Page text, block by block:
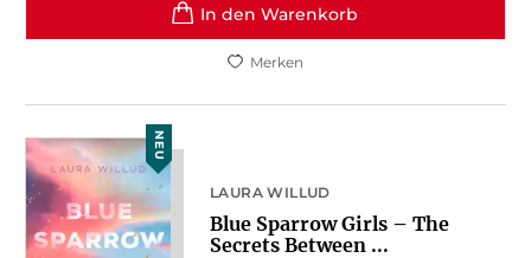
In den Warenkorb
Merken
NEU
LAURA WILLUD
Blue Sparrow Girls – The
Secrets Between ...